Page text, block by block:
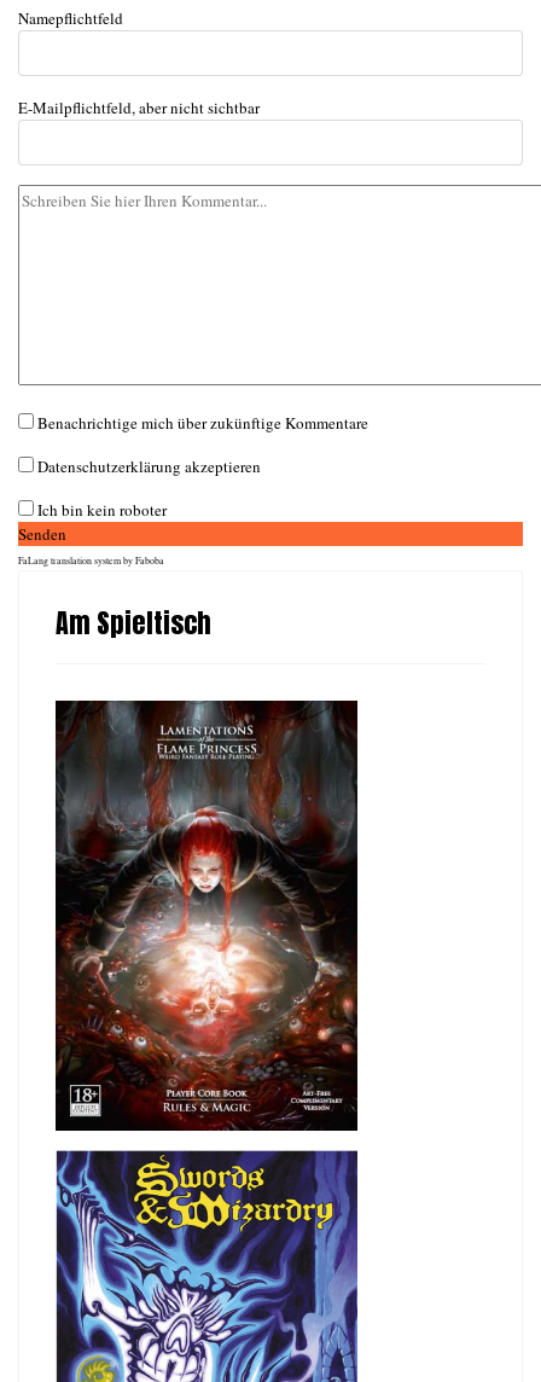
Namepflichtfeld
E-Mailpflichtfeld, aber nicht sichtbar
Benachrichtige mich über zukünftige Kommentare
Datenschutzerklärung akzeptieren
Ich bin kein roboter
Senden
FaLang translation system by Faboba
Am Spieltisch